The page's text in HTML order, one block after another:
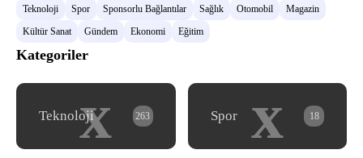
Teknoloji Spor Sponsorlu Bağlantılar Sağlık Otomobil
Magazin
Kültür Sanat
Gündem Ekonomi Eğitim
Kategoriler
x
Teknoloji 263 x
Spor 18